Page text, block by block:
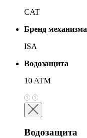
CAT
Бренд механизма
ISA
Водозащита
10 ATM
Водозащита